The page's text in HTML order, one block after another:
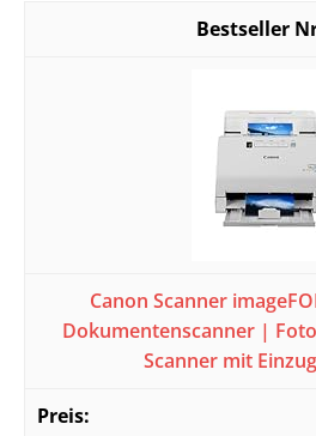
Canon Scanner
Dokumentenscanner |
Scanner mit